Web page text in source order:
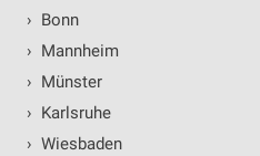
› Bonn
› Mannheim
› Münster
› Karlsruhe
› Wiesbaden